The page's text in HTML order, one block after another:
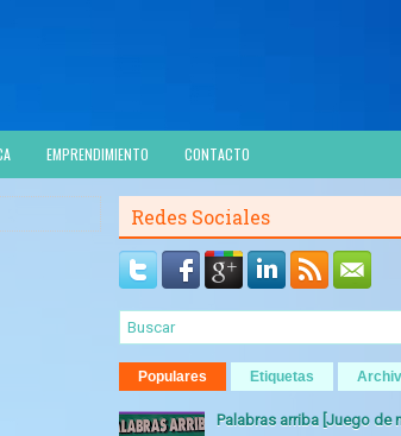
EMPRENDIMIENTO CONTACTO
Redes Sociales
Populares Etiquetas
Palabras arriba [Juego de